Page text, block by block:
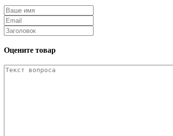
Оцените товар